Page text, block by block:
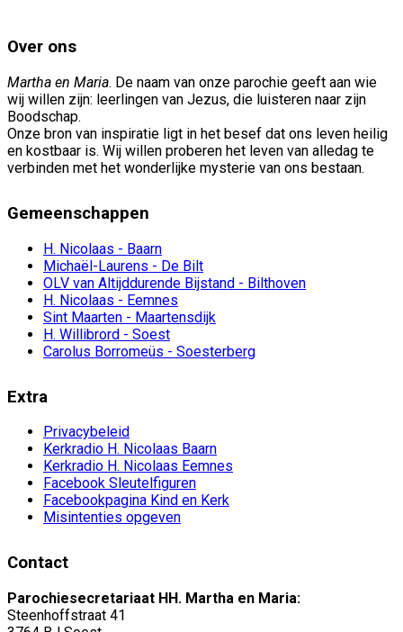
Over ons
Martha en Maria. De naam van onze parochie geeft aan wie
wij willen zijn: leerlingen van Jezus, die luisteren naar zijn
Boodschap.
Onze bron van inspiratie ligt in het besef dat ons leven heilig
en kostbaar is. Wij willen proberen het leven van alledag te
verbinden met het wonderlijke mysterie van ons bestaan.
Gemeenschappen
H. Nicolaas - Baarn
Michaël-Laurens - De Bilt
OLV van Altijddurende Bijstand - Bilthoven
H. Nicolaas - Eemnes
Sint Maarten - Maartensdijk
H. Willibrord - Soest
Carolus Borromeüs - Soesterberg
Extra
Privacybeleid
Kerkradio H. Nicolaas Baarn
Kerkradio H. Nicolaas Eemnes
Facebook Sleutelfiguren
Facebookpagina Kind en Kerk
Misintenties opgeven
Contact
Parochiesecretariaat HH. Martha en Maria:
Steenhoffstraat 41